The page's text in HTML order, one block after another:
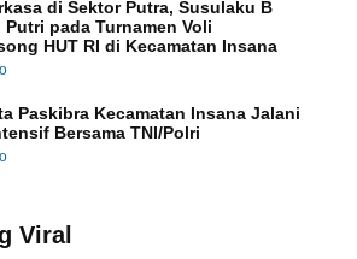
di Sektor Putra, Susulaku B
Putri pada Turnamen Voli
HUT RI di Kecamatan Insana
Paskibra Kecamatan Insana Jalani
Bersama TNI/Polri
Viral